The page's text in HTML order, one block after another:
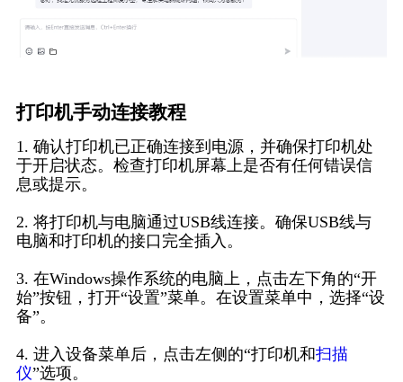
打印机手动连接教程
1. 确认打印机已正确连接到电源，并确保打印机处
于开启状态。检查打印机屏幕上是否有任何错误信
息或提示。
2. 将打印机与电脑通过USB线连接。确保USB线与
电脑和打印机的接口完全插入。
3. 在Windows操作系统的电脑上，点击左下角的“开
始”按钮，打开“设置”菜单。在设置菜单中，选择“设
备”。
4. 进入设备菜单后，点击左侧的“打印机和扫描
仪”选项。